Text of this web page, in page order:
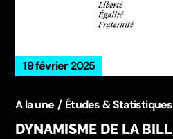
19 février 2025
A la une Études & Statistiques
DYNAMISME DE LA